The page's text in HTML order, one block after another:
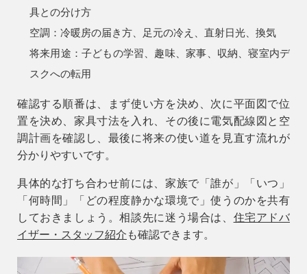
具との分け方
空調：冷暖房の届き方、足元の冷え、直射日光、換気
将来用途：子どもの学習、趣味、家事、収納、寝室内デ
スクへの転用
確認する順番は、まず使い方を決め、次に平面図で位
置を決め、家具寸法を入れ、その後に電気配線図と空
調計画を確認し、最後に将来の使い道を見直す流れが
分かりやすいです。
具体的な打ち合わせ前には、家族で「誰が」「いつ」
「何時間」「どの程度静かな環境で」使うのかを共有
しておきましょう。相談先に迷う場合は、 住宅アドバ
イザー・スタッフ紹介 も確認できます。